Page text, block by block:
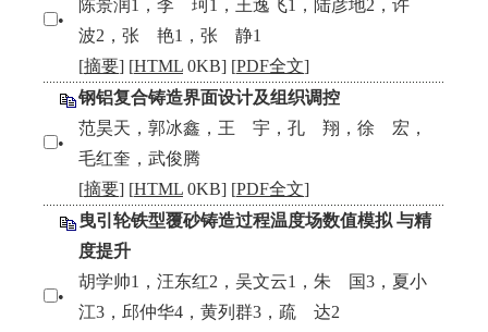
•
陈景润1，李 珂1，王逸飞1，陆彦地2，许
波2，张 艳1，张 静1
[摘要] [HTML 0KB] [PDF全文]
钢铝复合铸造界面设计及组织调控
•
范昊天，郭冰鑫，王 宇，孔 翔，徐 宏，
毛红奎，武俊腾
[摘要] [HTML 0KB] [PDF全文]
曳引轮铁型覆砂铸造过程温度场数值模拟 与精
度提升
•
胡学帅1，汪东红2，吴文云1，朱 国3，夏小
江3，邱仲华4，黄列群3，疏 达2